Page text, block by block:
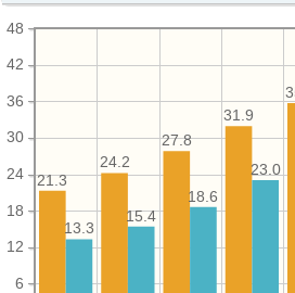
6
12
18
24
30
36
42
48
31.9
27.8
24.2
21.3
23.0
18.6
15.4
13.3